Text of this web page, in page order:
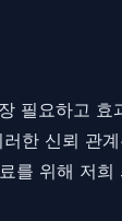
필요하고 효
한 신뢰 관
를 위해 저희